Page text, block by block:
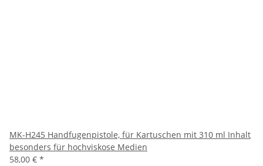
MK-H245 Handfugenpistole, für Kartuschen mit 310 ml Inhalt
besonders für hochviskose Medien
58,00 € *